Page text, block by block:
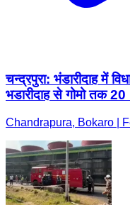
चन्द्रपुरा: भंडारीदाह में
भडारीदाह से गोमो तक
Chandrapura, Bokaro |